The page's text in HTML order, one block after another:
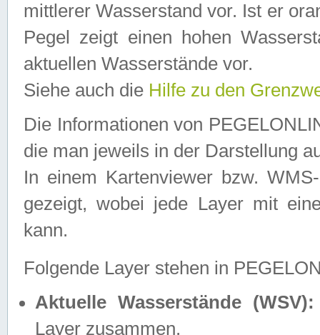
mittlerer Wasserstand vor. Ist er
Pegel zeigt einen hohen
aktuellen Wasserstände vor.
Siehe auch die Hilfe zu den
Die Informationen von
die man jeweils in der Darstellung
In einem Kartenviewer bzw.
gezeigt, wobei jede Layer mit
kann.
Folgende Layer stehen in
Aktuelle Wasserstände (WSV):
Layer zusammen.